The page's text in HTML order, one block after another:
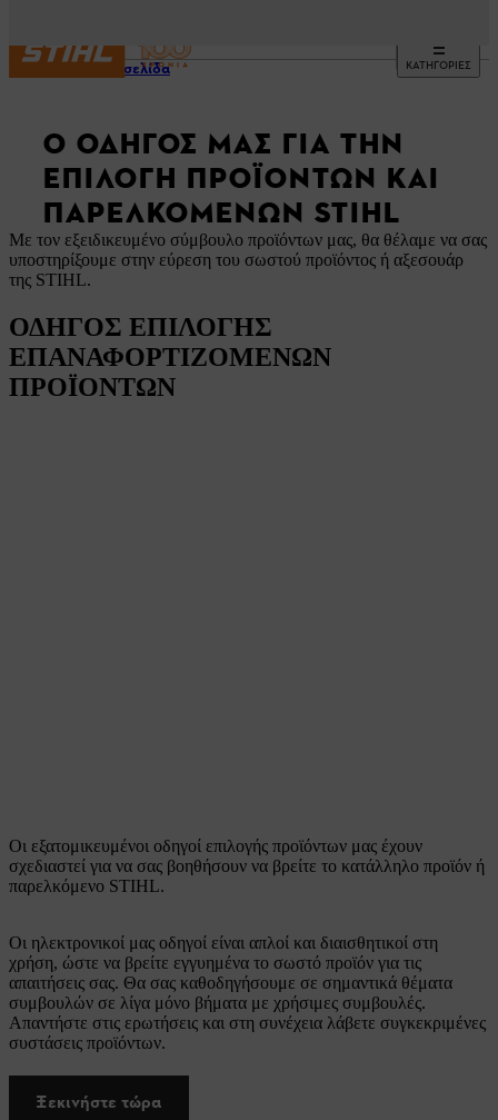
ΚΑΤΗΓΟΡΙΕΣ
Αρχική σελίδα
Ο ΟΔΗΓΌΣ ΜΑΣ ΓΙΑ ΤΗΝ
ΕΠΙΛΟΓΉ ΠΡΟΪΌΝΤΩΝ ΚΑΙ
ΠΑΡΕΛΚΟΜΈΝΩΝ STIHL
Με τον εξειδικευμένο σύμβουλo προϊόντων μας, θα θέλαμε να σας
υποστηρίξουμε στην εύρεση του σωστού προϊόντος ή αξεσουάρ
της STIHL.
ΟΔΗΓΟΣ ΕΠΙΛΟΓΗΣ
ΕΠΑΝΑΦΟΡΤΙΖΟΜΕΝΩΝ
ΠΡΟΪΟΝΤΩΝ
Οι εξατομικευμένοι οδηγοί επιλογής προϊόντων μας έχουν
σχεδιαστεί για να σας βοηθήσουν να βρείτε το κατάλληλο προϊόν ή
παρελκόμενο STIHL.
Οι ηλεκτρονικοί μας οδηγοί είναι απλοί και διαισθητικοί στη
χρήση, ώστε να βρείτε εγγυημένα το σωστό προϊόν για τις
απαιτήσεις σας. Θα σας καθοδηγήσουμε σε σημαντικά θέματα
συμβουλών σε λίγα μόνο βήματα με χρήσιμες συμβουλές.
Απαντήστε στις ερωτήσεις και στη συνέχεια λάβετε συγκεκριμένες
συστάσεις προϊόντων.
Ξεκινήστε τώρα